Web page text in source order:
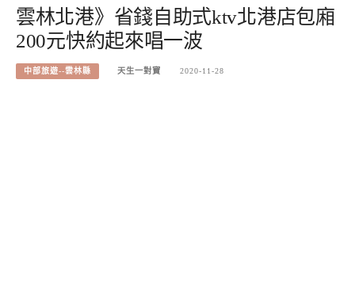
雲林北港》省錢自助式ktv北港店包廂
200元快約起來唱一波
中部旅遊--雲林縣 天生一對寶 2020-11-28